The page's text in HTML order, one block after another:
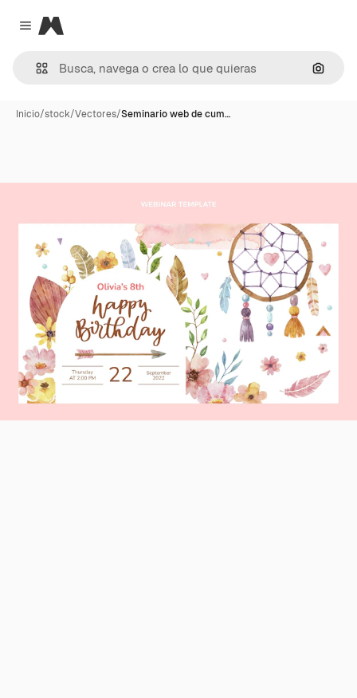
Close menu
Magnific
Inicio/stock/Vectores/Seminario web de cum…